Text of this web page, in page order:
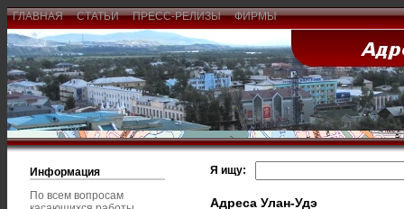
ГЛАВНАЯ СТАТЬИ ПРЕСС-РЕЛИЗЫ ФИРМЫ
Информация
По всем вопросам
Я ищу:
Адреса Улан-Удэ